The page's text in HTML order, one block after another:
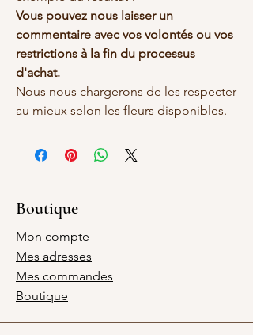
Vous pouvez nous laisser un
commentaire avec vos volontés ou vos
restrictions à la fin du processus
d'achat.
Nous nous chargerons de les respecter
au mieux selon les fleurs disponibles.
Boutique
Mon compte
Mes adresses
Mes commandes
Boutique